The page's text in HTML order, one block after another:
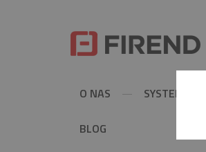
O NAS SYSTEMY
BLOG